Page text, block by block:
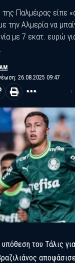
Παλμέιρας είπε
την Αλμερία να
με 7 εκατ. ευρώ
26.08.2025 09:47
του Τάλις